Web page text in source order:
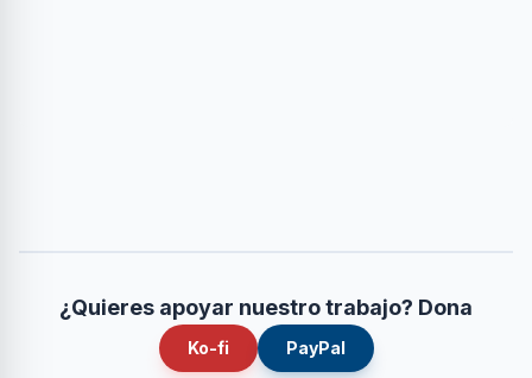
¿Quieres apoyar nuestro trabajo? Dona
Ko-fi PayPal